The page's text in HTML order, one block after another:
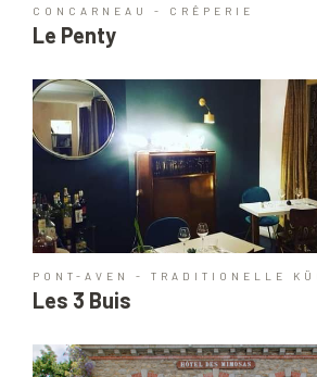
CONCARNEAU - CRÊPERIE
Le Penty
PONT-AVEN - TRADITIONELLE
Les 3 Buis